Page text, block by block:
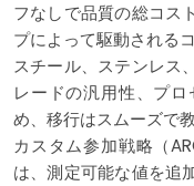
フなしで品質の総コス
プによって駆動される
スチール、ステンレス
レードの汎用性、プ
め、移行はスムーズで
カスタム参加戦略（
は、測定可能な値を追